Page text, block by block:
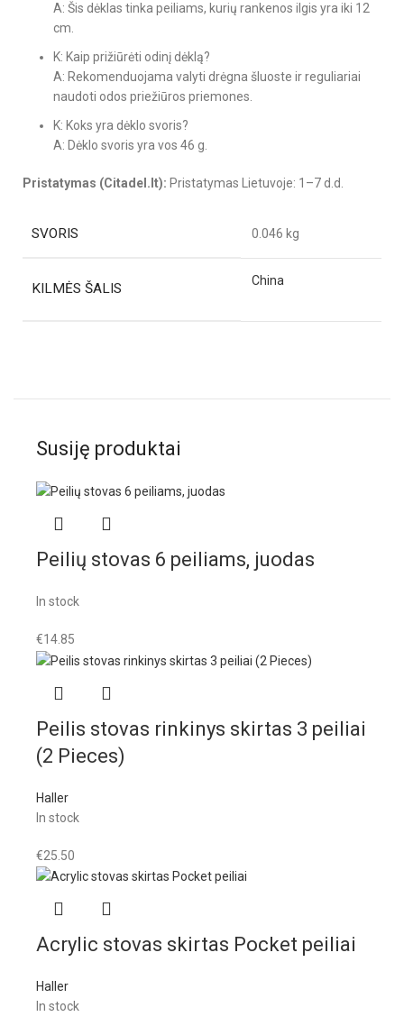
A: Šis dėklas tinka peiliams, kurių rankenos ilgis yra iki 12
cm.
K: Kaip prižiūrėti odinį dėklą?
A: Rekomenduojama valyti drėgna šluoste ir reguliariai
naudoti odos priežiūros priemones.
K: Koks yra dėklo svoris?
A: Dėklo svoris yra vos 46 g.
Pristatymas (Citadel.lt): Pristatymas Lietuvoje: 1–7 d.d.
SVORIS 0.046 kg
KILMĖS ŠALIS China
Susiję produktai
Peilių stovas 6 peiliams, juodas
In stock
€14.85
Peilis stovas rinkinys skirtas 3 peiliai
(2 Pieces)
Haller
In stock
€25.50
Acrylic stovas skirtas Pocket peiliai
Haller
In stock